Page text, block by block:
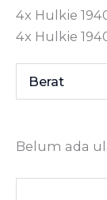
4x Hulkie
4x Hulkie
Berat
Belum ada